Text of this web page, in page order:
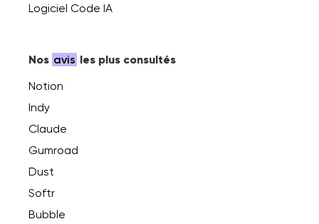
Logiciel Code IA
Nos avis les plus consultés
Notion
Indy
Claude
Gumroad
Dust
Softr
Bubble